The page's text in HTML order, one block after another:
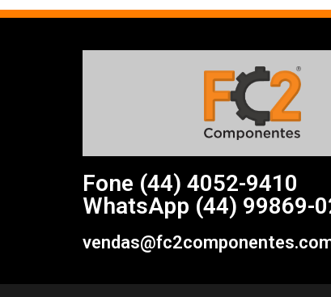
Fone (44) 4052-9410
WhatsApp (44) 99869-